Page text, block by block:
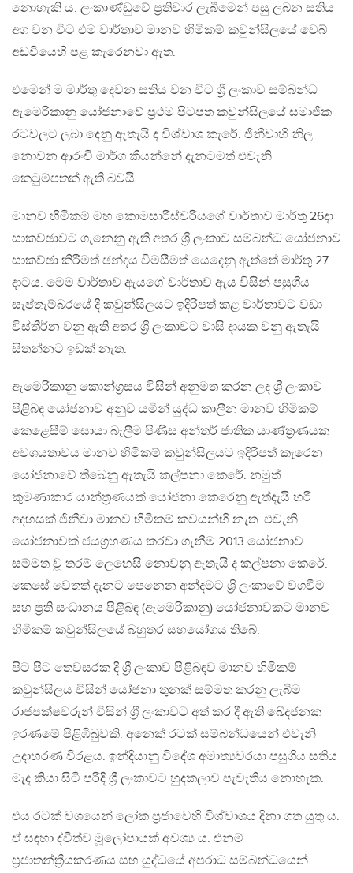
නොහැකි ය. ලංකාණ්ඩුවේ ප්‍රතිචාර ලැබීමෙන් පසු ලබන සතිය
අග වන විට එම වාර්තාව මානව හිමිකම් කවුන්සිලයේ වෙබ්
අඩවියෙහි පළ කැරෙනවා ඇත.
එමෙන් ම මාර්තු දෙවන සතිය වන විට ශ්‍රී ලංකාව සම්බන්ධ
ඇමෙරිකානු යෝජනාවේ ප්‍රථම පිටපත කවුන්සිලයේ සමාජික
රටවලට ලබා දෙනු ඇතැයි ද විශ්වාශ කැරේ. ජිනීවාහි නිල
නොවන ආරංචි මාර්ග කියන්නේ දැනටමත් එවැනි
කෙටුම්පතක් ඇති බවයි‍.
මානව හිමිකම් මහ කොමසාරිස්වරියගේ වාර්තාව මාර්තු 26දා
සාකච්ඡාවට ගැනෙනු ඇති අතර ශ්‍රී ලංකාව සම්බන්ධ යෝජනාව
සාකච්ඡා කිරීමත් ඡන්දය විමසීමත් යෙදෙනු ඇත්තේ මාර්තු 27
දාටය. මෙම වාර්තාව ඇයගේ වාර්තාව ඇය විසින් පසුගිය
සැප්තැම්බරයේ දී කවුන්සිලයට ඉදිරිපත් කළ වාර්තාවට වඩා
විස්තීර්න වනු ඇති අතර ශ්‍රී ලංකාවට වාසි දායක වනු ඇතැයි
සිතන්නට ඉඩක් නැත.
ඇමෙරිකානු කොන්ග්‍රසය විසින් අනුමත කරන ලද ශ්‍රී ලංකාව
පිළිබඳ යෝජනාව අනුව යමින් යුද්ධ කාලීන මානව හිමිකම්
කෙළෙසීම් සොයා බැලීම පිණිස අන්තර් ජාතික යාණ්ත්‍රණයක
අවශයතාවය මානව හිමිකම් කවුන්සිලයට ඉදිරිපත් කැරෙන
යෝජනාවේ තිබෙනු ඇතැයි කල්පනා කෙරේ. නමුත්
‍කුමණාකාර යාන්ත්‍රණයක් යෝජනා කෙරෙනු ඇත්දැයි හරි
අදහසක් ජිනීවා මානව හිමිකම් කවයන්හි නැත. එවැනි
යෝජනාවක් ජයග්‍රහණය කරවා ගැනීම 2013 යෝජනාව
සම්මත වූ තරම් ලෙහෙසි නොවනු ඇතැයි ද කල්පනා කෙරේ.
කෙසේ වෙතත් දැනට පෙනෙන අන්දමට ශ්‍රි ලංකාවේ වගවීම
සහ ප්‍රති සංධානය පිළිබඳ (ඇමෙරිකානු) යෝජනාවකට මානව
හිමිකම් කවුන්සිලයේ බහුතර සහයෝගය තිබේ.
පිට පිට තෙවසරක දී ශ්‍රී ලංකාව පිළිබඳව මානව හිමිකම්
කවුන්සිලය විසින් යෝජනා තුනක් සම්මත කරනු ලැබීම
රාජපක්ෂවරුන් විසින් ශ්‍රී ලංකාවට අත් කර දී ඇති ඛේදජනක
ඉරණමේ පිළිඹිබුවකි. අනෙක් රටක් සම්බන්ධයෙන් එවැනි
උදාහරණ විරළය. ඉන්දියානු විදේශ අමාත්‍යවරයා ‍පසුගිය සතිය
මැද කියා සිටි පරිදි ශ්‍රී ලංකාවට හුදකලාව පැවැතිය නොහැක.
එය රටක් වශයෙන් ලෝක ප්‍රජාවෙහි විශ්වාශය දිනා ගත යුතු ය.
ඒ සඳහා ද්විත්ව මූලෝපායක් අවශ්‍ය ය. එනම්
ප්‍රජාතන්ත්‍රීයකරණය සහ යුද්ධයේ අපරාධ සම්බන්ධයෙන්